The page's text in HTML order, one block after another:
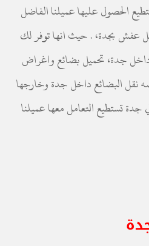
الحصول عليها عميلنا الفاضل
عفش بجدة، . حيث انها توفر لك
جدة، تحميل بضائع واغراض
نقل البضائع داخل جدة وخارجها
تستطيع التعامل معها عميلنا